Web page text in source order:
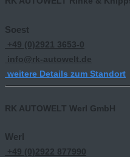
Soest
+49 (0)2921 3653-0
info@rk-autowelt.de
weitere Details zum Standort
RK AUTOWELT Werl GmbH
Werl
+49 (0)2922 877990